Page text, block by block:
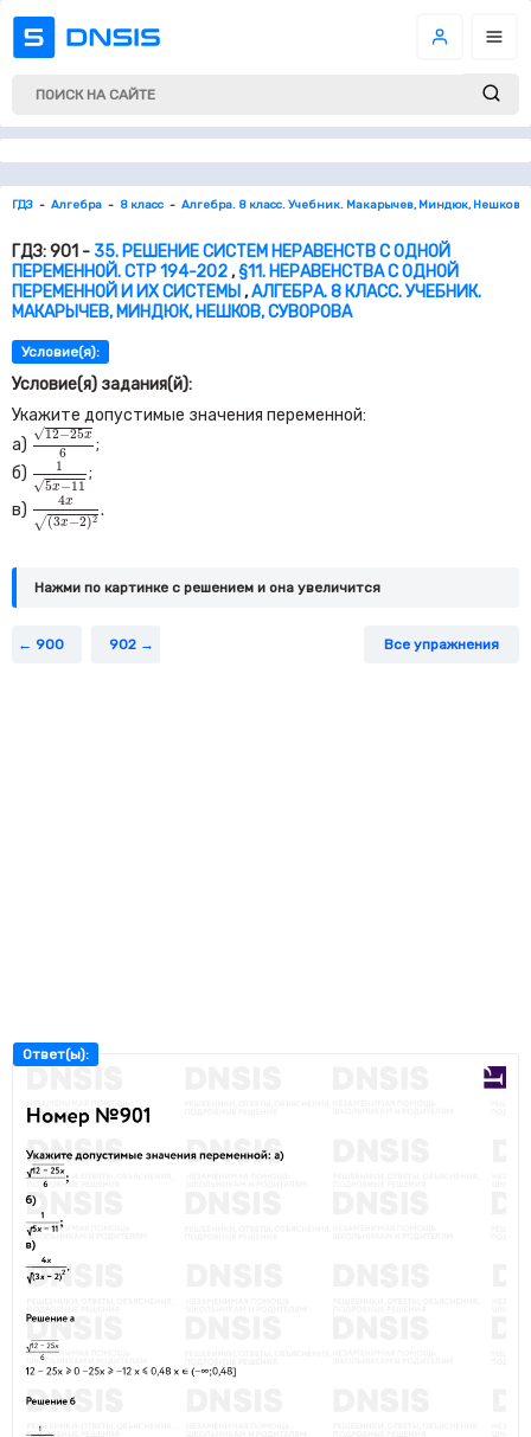
ГДЗ Алгебра 8 класс Алгебра. 8 класс. Учебник. Макарычев, Миндюк, Нешков,
ГДЗ: 901 - 35. РЕШЕНИЕ СИСТЕМ НЕРАВЕНСТВ С ОДНОЙ
ПЕРЕМЕННОЙ. СТР 194-202,§11. НЕРАВЕНСТВА С ОДНОЙ
ПЕРЕМЕННОЙ И ИХ СИСТЕМЫ,АЛГЕБРА. 8 КЛАСС. УЧЕБНИК.
МАКАРЫЧЕВ, МИНДЮК, НЕШКОВ, СУВОРОВА
Условие(я):
Условие(я) задания(й):
Укажите допустимые значения переменной:
а)
√12−25x
6
12−25x6
;
б)
1
√5x−11
x−
;
в)
4x
√(3x−2)2
4x(3x−
.
Нажми по картинке c решением и она увеличится
900 902 Все упражнения
Ответ(ы):